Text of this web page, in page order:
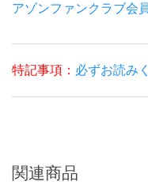
アゾンファンクラブ会
特記事項： 必ずお読み
関連商品